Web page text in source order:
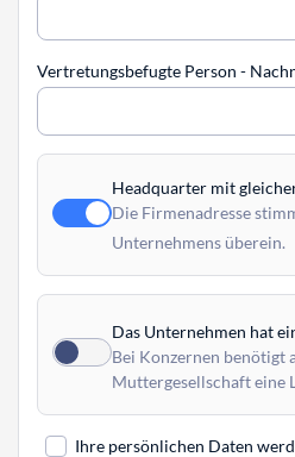
Vertretungsbefugte Person -
Headquarter mit
Die Firmenadresse
Unternehmens überein.
Das Unternehmen hat
Bei Konzernen benötigt
Muttergesellschaft eine
Ihre persönlichen Daten